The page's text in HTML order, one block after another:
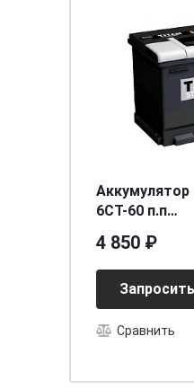
6СТ-60 п.п
4 850 ₽
Сравнить